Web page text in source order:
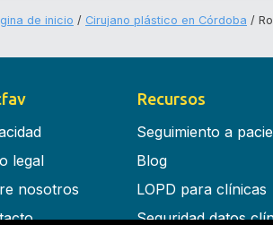
de inicio Cirujano plástico en Córdoba
legal
nosotros
Recursos
Seguimiento a
Blog
LOPD para clínicas
Seguridad datos